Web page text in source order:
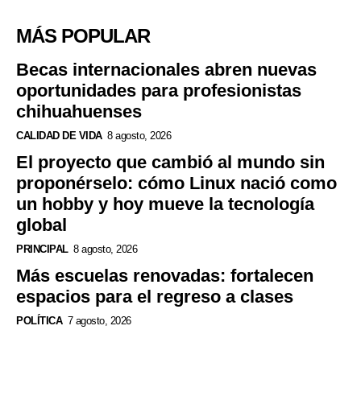
MÁS POPULAR
Becas internacionales abren nuevas
oportunidades para profesionistas
chihuahuenses
CALIDAD DE VIDA 8 agosto, 2026
El proyecto que cambió al mundo sin
proponérselo: cómo Linux nació como
un hobby y hoy mueve la tecnología
global
PRINCIPAL 8 agosto, 2026
Más escuelas renovadas: fortalecen
espacios para el regreso a clases
POLÍTICA 7 agosto, 2026